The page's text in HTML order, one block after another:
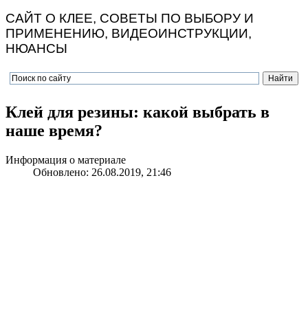
САЙТ О КЛЕЕ, СОВЕТЫ ПО ВЫБОРУ И
ПРИМЕНЕНИЮ, ВИДЕОИНСТРУКЦИИ,
НЮАНСЫ
Клей для резины: какой выбрать в
наше время?
Информация о материале
Обновлено: 26.08.2019, 21:46